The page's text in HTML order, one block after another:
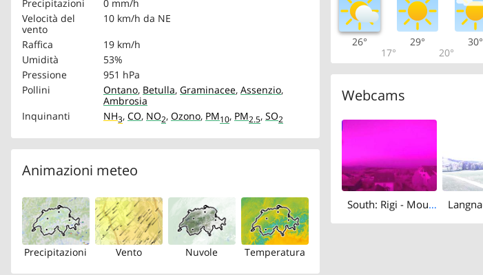
Precipitazioni
0 mm/h
Velocità del
vento
10 km/h da NE
Raffica
19 km/h
Umidità
53%
Pressione
951 hPa
Pollini
Ontano, Betulla, Graminacee, Assenzio,
Ambrosia
Inquinanti
NH3, CO, NO2, Ozono, PM10, PM2.5, SO2
Animazioni meteo
Precipitazioni Vento Nuvole Temperatura
26°
17°
29°
20°
30°
Webcams
South: Rigi - Mount Pilatus